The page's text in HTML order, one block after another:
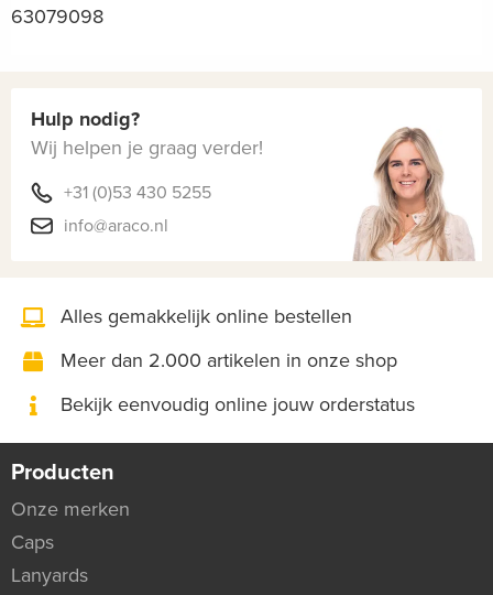
63079098
Hulp nodig?
Wij helpen je graag verder!
+31 (0)53 430 5255
info@araco.nl
Alles gemakkelijk online bestellen
Meer dan 2.000 artikelen in onze shop
Bekijk eenvoudig online jouw orderstatus
Producten
Onze merken
Caps
Lanyards